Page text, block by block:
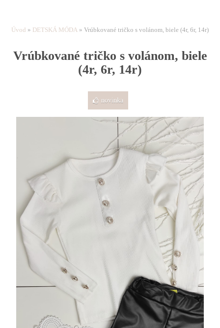
Úvod » DETSKÁ MÓDA » Vrúbkované tričko s volánom, biele (4r, 6r, 14r)
Vrúbkované tričko s volánom, biele
(4r, 6r, 14r)
novinka